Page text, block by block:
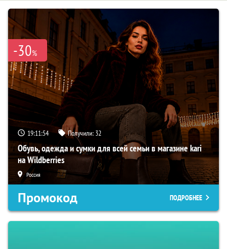
-30%
19:11:53 Получили: 32
Обувь, одежда и сумки для всей семьи в магазине kari
на Wildberries
Россия
Промокод ПОДРОБНЕЕ